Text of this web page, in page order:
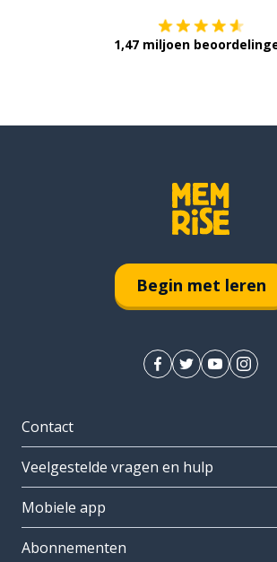
1,47 miljoen
Begin met leren
Contact
Veelgestelde vragen en hulp
Mobiele app
Abonnementen